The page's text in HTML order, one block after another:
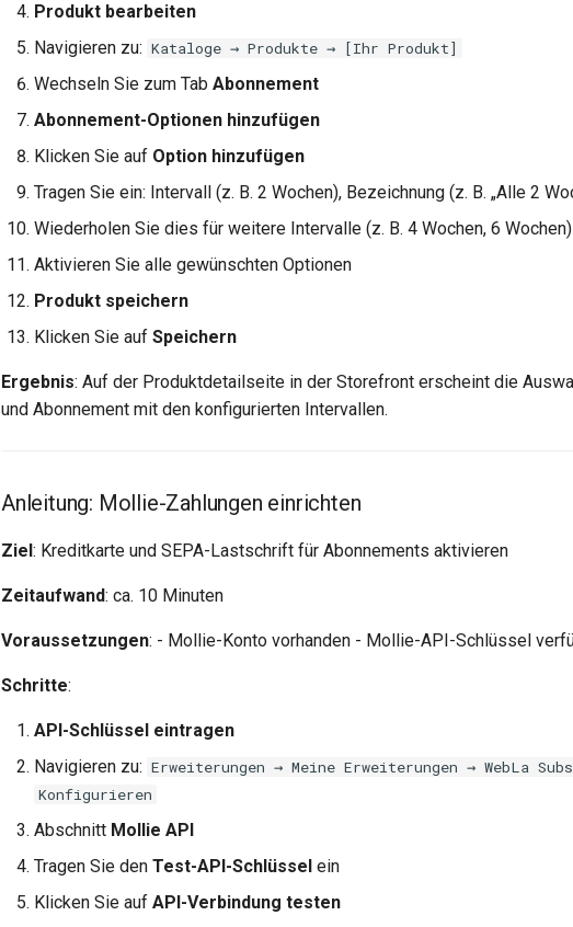
Produkt bearbeiten
Navigieren zu: Kataloge → Produkte → [Ihr Produkt]
Wechseln Sie zum Tab Abonnement
Abonnement-Optionen hinzufügen
Klicken Sie auf Option hinzufügen
Tragen Sie ein: Intervall (z. B. 2 Wochen), Bezeichnung (z. B. „Alle 2
Wiederholen Sie dies für weitere Intervalle (z. B. 4 Wochen, 6 Wochen)
Aktivieren Sie alle gewünschten Optionen
Produkt speichern
Klicken Sie auf Speichern
Ergebnis: Auf der Produktdetailseite in der Storefront erscheint die
und Abonnement mit den konfigurierten Intervallen.
Anleitung: Mollie-Zahlungen einrichten
Ziel: Kreditkarte und SEPA-Lastschrift für Abonnements aktivieren
Zeitaufwand: ca. 10 Minuten
Voraussetzungen: - Mollie-Konto vorhanden - Mollie-API-Schlüssel
Schritte:
API-Schlüssel eintragen
Navigieren zu: Erweiterungen → Meine Erweiterungen → WebLa
Konfigurieren
Abschnitt Mollie API
Tragen Sie den Test-API-Schlüssel ein
Klicken Sie auf API-Verbindung testen